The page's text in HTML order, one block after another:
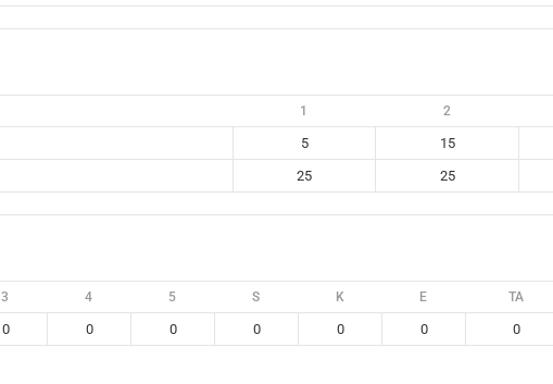
1 2
5 15
25 25
3 4 5 S K E TA
0 0 0 0 0 0 0